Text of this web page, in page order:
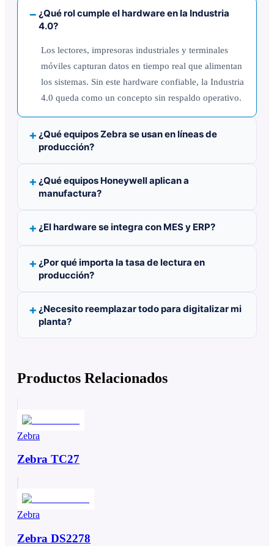
¿Qué rol cumple el hardware en la Industria
4.0?
Los lectores, impresoras industriales y terminales
móviles capturan datos en tiempo real que alimentan
los sistemas. Sin este hardware confiable, la Industria
4.0 queda como un concepto sin respaldo operativo.
¿Qué equipos Zebra se usan en líneas de
producción?
¿Qué equipos Honeywell aplican a
manufactura?
¿El hardware se integra con MES y ERP?
¿Por qué importa la tasa de lectura en
producción?
¿Necesito reemplazar todo para digitalizar mi
planta?
Productos Relacionados
Zebra
Zebra TC27
Zebra
Zebra DS2278